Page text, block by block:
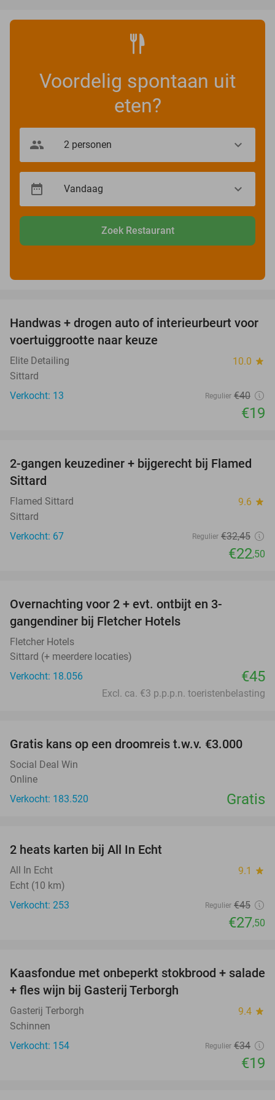
Voordelig spontaan uit
eten?
Zoek Restaurant
53%
Handwas + drogen auto of interieurbeurt voor
voertuiggrootte naar keuze
Elite Detailing 10.0 star
Sittard
Verkocht: 13
Regulier €40
€19
31%
2-gangen keuzediner + bijgerecht bij Flamed
Sittard
Flamed Sittard 9.6 star
Sittard
Verkocht: 67
Regulier €32,45
€22,50
Overnachting voor 2 + evt. ontbijt en 3-
gangendiner bij Fletcher Hotels
Fletcher Hotels
Sittard (+ meerdere locaties)
Verkocht: 18.056
€45
Excl. ca. €3 p.p.p.n. toeristenbelasting
Gratis kans op een droomreis t.w.v. €3.000
Social Deal Win
Online
Verkocht: 183.520
Gratis
2 heats karten bij All In Echt
All In Echt 9.1 star
Echt (10 km)
Verkocht: 253
Regulier €45
€27,50
44%
Kaasfondue met onbeperkt stokbrood + salade
+ fles wijn bij Gasterij Terborgh
Gasterij Terborgh 9.4 star
Schinnen
Verkocht: 154
Regulier €34
€19